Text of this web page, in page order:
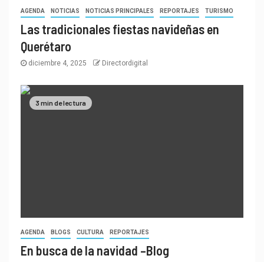
AGENDA NOTICIAS NOTICIAS PRINCIPALES REPORTAJES TURISMO
Las tradicionales fiestas navideñas en
Querétaro
diciembre 4, 2025 Directordigital
3 min de lectura
AGENDA BLOGS CULTURA REPORTAJES
En busca de la navidad –Blog